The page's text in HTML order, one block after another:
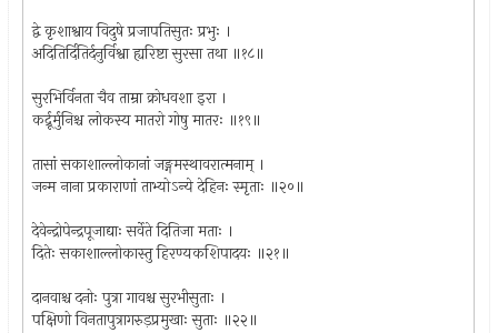
द्वे कृशाश्वाय विदुषे प्रजापतिसुतः प्रभुः ।
अदितिर्दितिर्दनुर्विश्वा ह्यरिष्टा सुरसा तथा ॥१८॥
सुरभिर्विनता चैव ताम्रा क्रोधवशा इरा ।
कर्द्रूर्मुनिश्च लोकस्य मातरो गोषु मातरः ॥१९॥
तासां सकाशाल्लोकानां जङ्गमस्थावरात्मनाम् ।
जन्म नाना प्रकाराणां ताभ्योऽन्ये देहिनः स्मृताः ॥२०॥
देवेन्द्रोपेन्द्रपूजाद्याः सर्वेते दितिजा मताः ।
दितेः सकाशाल्लोकास्तु हिरण्यकशिपादयः ॥२१॥
दानवाश्च दनोः पुत्रा गावश्च सुरभीसुताः ।
पक्षिणो विनतापुत्रागरुड़प्रमुखाः सुताः ॥२२॥